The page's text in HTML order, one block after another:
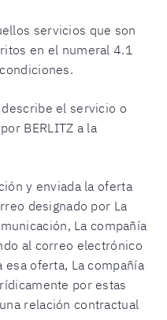
servicios que son
en el numeral 4.1
el servicio o
BERLITZ a la
y enviada la oferta
designado por La
La compañía
al correo electrónico
oferta, La compañía
por estas
relación contractual